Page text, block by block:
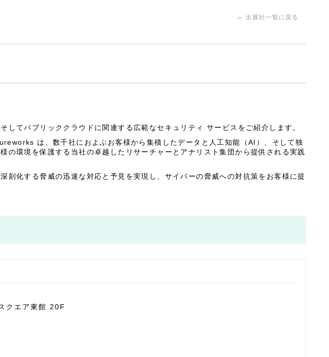
出展社一覧に戻る
てパブリッククラウドに関連する広範なセキュリティ サービスをご紹介します。
は、数千社におよぶお客様から集積したデータと人工知能（AI）、そして独
の環境を保護する当社の卓越したリサーチャーとアナリスト集団から提供される実践
刻化する脅威の迅速な対応と予見を実現し、サイバーの脅威への対抗策をお客様に提
クエア東館 20F